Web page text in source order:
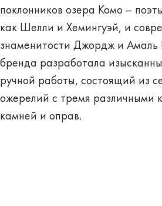
поклонников озера Комо –
как Шелли и Хемингуэй, и
знаменитости Джордж и Амаль
бренда разработала
ручной работы, состоящий из
ожерелий с тремя различными
камней и оправ.